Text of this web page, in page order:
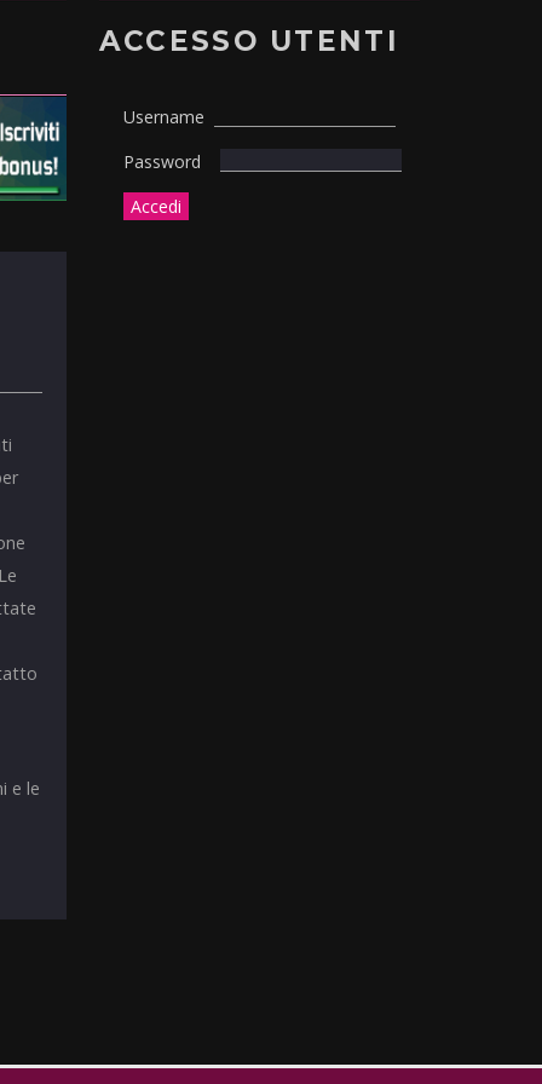
e le
ACCESSO UTENTI
Username
Password